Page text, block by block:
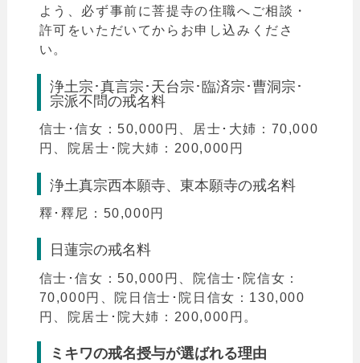
よう、必ず事前に菩提寺の住職へご相談・
許可をいただいてからお申し込みくださ
い。
浄土宗･真言宗･天台宗･臨済宗･曹洞宗･
宗派不問の戒名料
信士･信女：50,000円、居士･大姉：70,000
円、院居士･院大姉：200,000円
浄土真宗西本願寺、東本願寺の戒名料
釋･釋尼：50,000円
日蓮宗の戒名料
信士･信女：50,000円、院信士･院信女：
70,000円、院日信士･院日信女：130,000
円、院居士･院大姉：200,000円。
ミキワの戒名授与が選ばれる理由